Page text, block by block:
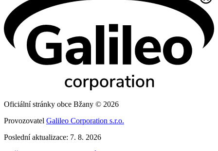
Oficiální stránky obce Bžany © 2026
Provozovatel Galileo Corporation s.r.o.
Poslední aktualizace: 7. 8. 2026